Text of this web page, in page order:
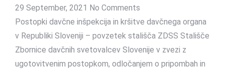
29 September, 2021 No Comments
Postopki davčne inšpekcija in kršitve davčnega organa
v Republiki Sloveniji – povzetek stališča ZDSS Stališče
Zbornice davčnih svetovalcev Slovenije v zvezi z
ugotovitvenim postopkom, odločanjem o pripombah in